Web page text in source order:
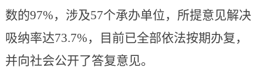
数的97%，涉及57个承办单位，所提意见解决
吸纳率达73.7%，目前已全部依法按期办复，
并向社会公开了答复意见。